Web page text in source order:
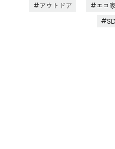
アウトドア
エコ